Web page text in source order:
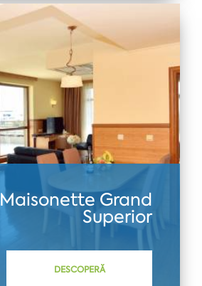
Maisonette Grand
Superior
DESCOPERĂ